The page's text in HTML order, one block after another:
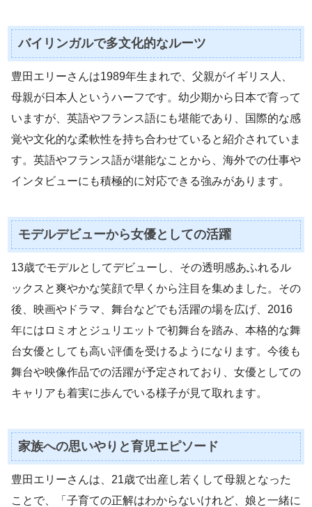
バイリンガルで多文化的なルーツ
豊田エリーさんは1989年生まれで、父親がイギリス人、
母親が日本人というハーフです。幼少期から日本で育って
いますが、英語やフランス語にも堪能であり、国際的な感
覚や文化的な柔軟性を持ち合わせていると紹介されていま
す。英語やフランス語が堪能なことから、海外での仕事や
インタビューにも積極的に対応できる強みがあります。
モデルデビューから女優としての活躍
13歳でモデルとしてデビューし、その透明感あふれるル
ックスと爽やかな笑顔で早くから注目を集めました。その
後、映画やドラマ、舞台などでも活躍の場を広げ、2016
年にはロミオとジュリエットで初舞台を踏み、本格的な舞
台女優としても高い評価を受けるようになります。今後も
舞台や映像作品での活躍が予定されており、女優としての
キャリアも着実に歩んでいる様子が見て取れます。
家族への思いやりと育児エピソード
豊田エリーさんは、21歳で出産し若くして母親となった
ことで、「子育ての正解はわからないけれど、娘と一緒に